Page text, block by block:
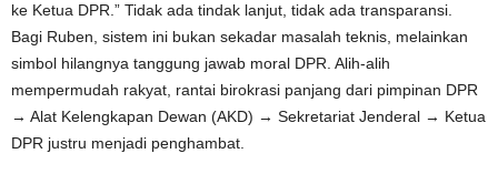
ke Ketua DPR.” Tidak ada tindak lanjut, tidak ada transparansi.
Bagi Ruben, sistem ini bukan sekadar masalah teknis, melainkan
simbol hilangnya tanggung jawab moral DPR. Alih-alih
mempermudah rakyat, rantai birokrasi panjang dari pimpinan DPR
→ Alat Kelengkapan Dewan (AKD) → Sekretariat Jenderal → Ketua
DPR justru menjadi penghambat.